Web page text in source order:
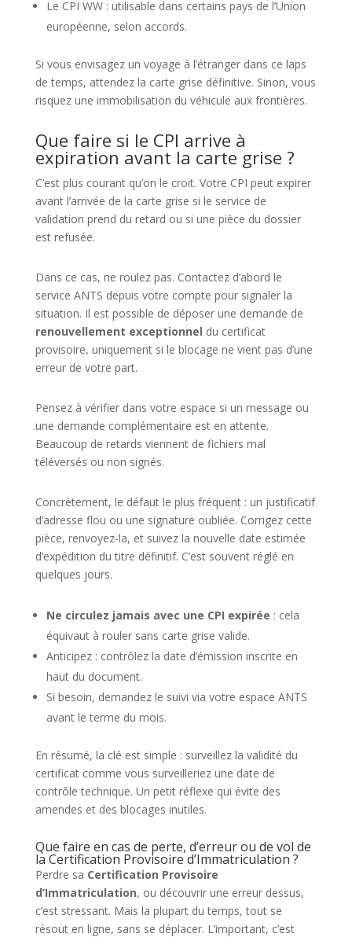
Le CPI WW : utilisable dans certains pays de l’Union
européenne, selon accords.
Si vous envisagez un voyage à l’étranger dans ce laps
de temps, attendez la carte grise définitive. Sinon, vous
risquez une immobilisation du véhicule aux frontières.
Que faire si le CPI arrive à
expiration avant la carte grise ?
C’est plus courant qu’on le croit. Votre CPI peut expirer
avant l’arrivée de la carte grise si le service de
validation prend du retard ou si une pièce du dossier
est refusée.
Dans ce cas, ne roulez pas. Contactez d’abord le
service ANTS depuis votre compte pour signaler la
situation. Il est possible de déposer une demande de
renouvellement exceptionnel du certificat
provisoire, uniquement si le blocage ne vient pas d’une
erreur de votre part.
Pensez à vérifier dans votre espace si un message ou
une demande complémentaire est en attente.
Beaucoup de retards viennent de fichiers mal
téléversés ou non signés.
Concrètement, le défaut le plus fréquent : un justificatif
d’adresse flou ou une signature oubliée. Corrigez cette
pièce, renvoyez-la, et suivez la nouvelle date estimée
d’expédition du titre définitif. C’est souvent réglé en
quelques jours.
Ne circulez jamais avec une CPI expirée : cela
équivaut à rouler sans carte grise valide.
Anticipez : contrôlez la date d’émission inscrite en
haut du document.
Si besoin, demandez le suivi via votre espace ANTS
avant le terme du mois.
En résumé, la clé est simple : surveillez la validité du
certificat comme vous surveilleriez une date de
contrôle technique. Un petit réflexe qui évite des
amendes et des blocages inutiles.
Que faire en cas de perte, d’erreur ou de vol de
la Certification Provisoire d’Immatriculation ?
Perdre sa Certification Provisoire
d’Immatriculation, ou découvrir une erreur dessus,
c’est stressant. Mais la plupart du temps, tout se
résout en ligne, sans se déplacer. L’important, c’est